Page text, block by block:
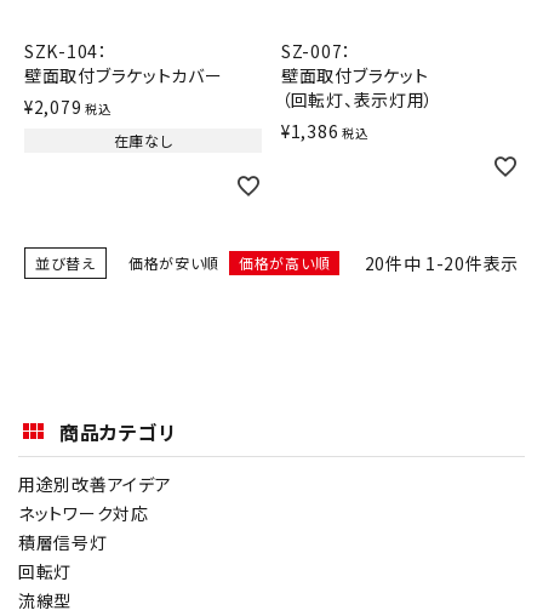
SZK-104：
壁面取付ブラケットカバー
¥2,079 税込
在庫なし
SZ-007：
壁面取付ブラケット
（回転灯、表示灯用）
¥1,386 税込
並び替え 価格が安い順 価格が高い順 20件中 1-20件表示
商品カテゴリ
用途別改善アイデア
ネットワーク対応
積層信号灯
回転灯
流線型